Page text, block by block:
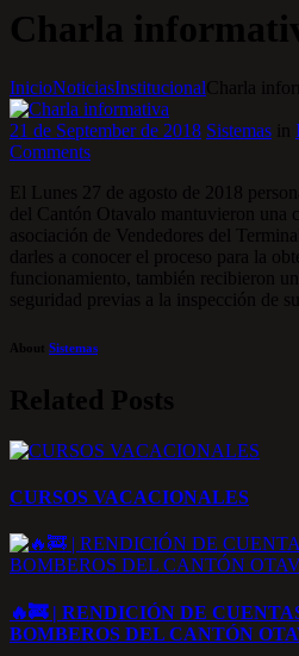
Charla
InicioNoticiasInstitucionalCharla
21 de September de 2018 Sistemas
Comments
El Lunes 27 de agosto de 2018
del Cantón Otavalo mantuvieron una
asociación de Vendedores del
darles a conocer el proceso para la
funcionamiento, también recibieron
seguridad previas a la inspección de
About Sistemas
Related Posts
CURSOS VACACIONALES
🔥🚒 | RENDICIÓN DE
BOMBEROS DEL CANTÓN